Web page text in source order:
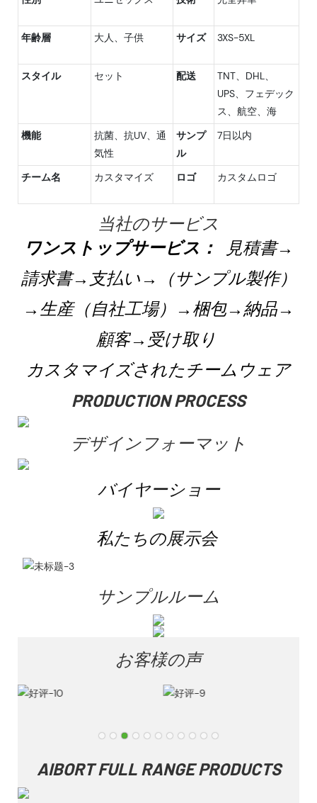
年齢層 大人、子供 サイズ 3XS-5XL
スタイル セット 配送
TNT、DHL、
UPS、フェデック
ス、航空、海
機能
抗菌、抗UV、通
気性
サンプ
ル
7日以内
チーム名 カスタマイズ ロゴ カスタムロゴ
当社のサービス
ワンストップサービス：
見積書→
請求書→支払い→（サンプル製作）
→生産（自社工場）→梱包→納品→
顧客→受け取り
カスタマイズされたチームウェア
PRODUCTION PROCESS
デザインフォーマット
バイヤーショー
私たちの展示会
サンプルルーム
お客様の声
AIBORT FULL RANGE PRODUCTS